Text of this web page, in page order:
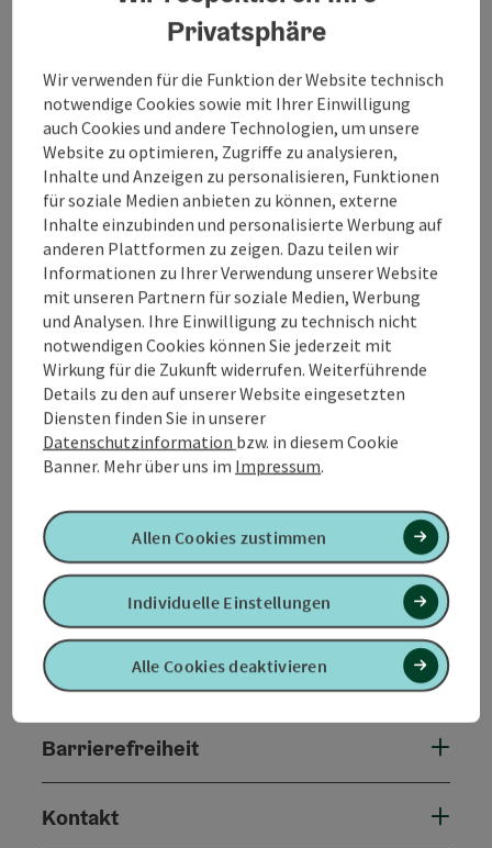
auch für aktive Wanderer bestens geeignet ist. Mit
einer Streckenlänge von etwa 4 Kilometern führt der
und bietet eine perfekte Mischung aus Naturerlebnis,
Entspannung und beeindruckenden Ausblicken.
Obwohl die Strecke nur etwa eine Stunde in Anspruch
nimmt, können Sie sich auf herrliche Erholung
inmitten von Wald und Wiesen freuen.
Die Wanderung beginnt im Ortszentrum von
Senftenbach. Von hier aus folgen Sie dem gut
ausgeschilderten Weg in Richtung Rothenberg, einem
sanft ansteigenden Hügel, der der Wanderung ihren
Namen gibt.
Gleich zu ...
Beschreibung vollständig anzeigen
Tour und Routeninformationen
Anreise/Lage
Eignung
Barrierefreiheit
Kontakt
Privatsphäre
Wir verwenden für die Funktion der Website technisch
notwendige Cookies sowie mit Ihrer Einwilligung
auch Cookies und andere Technologien, um unsere
Website zu optimieren, Zugriffe zu analysieren,
Inhalte und Anzeigen zu personalisieren, Funktionen
für soziale Medien anbieten zu können, externe
Inhalte einzubinden und personalisierte Werbung auf
anderen Plattformen zu zeigen. Dazu teilen wir
Informationen zu Ihrer Verwendung unserer Website
mit unseren Partnern für soziale Medien, Werbung
und Analysen. Ihre Einwilligung zu technisch nicht
notwendigen Cookies können Sie jederzeit mit
Wirkung für die Zukunft widerrufen. Weiterführende
Details zu den auf unserer Website eingesetzten
Diensten finden Sie in unserer
Datenschutzinformation bzw. in diesem Cookie
Banner. Mehr über uns im Impressum.
Alle Cookies deaktivieren
Individuelle Einstellungen
Allen Cookies zustimmen